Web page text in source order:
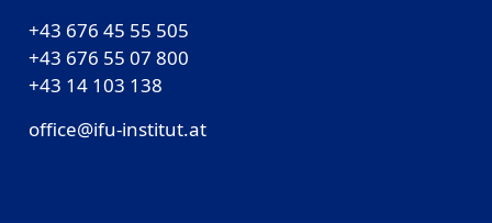
+43 676 45 55 505
+43 676 55 07 800
‎+43 14 103 138
office@ifu-institut.at